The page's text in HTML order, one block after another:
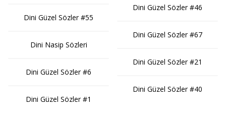
Dini Güzel Sözler #55
Dini Nasip Sözleri
Dini Güzel Sözler #6
Dini Güzel Sözler #1
Dini Güzel Sözler #46
Dini Güzel Sözler #67
Dini Güzel Sözler #21
Dini Güzel Sözler #40